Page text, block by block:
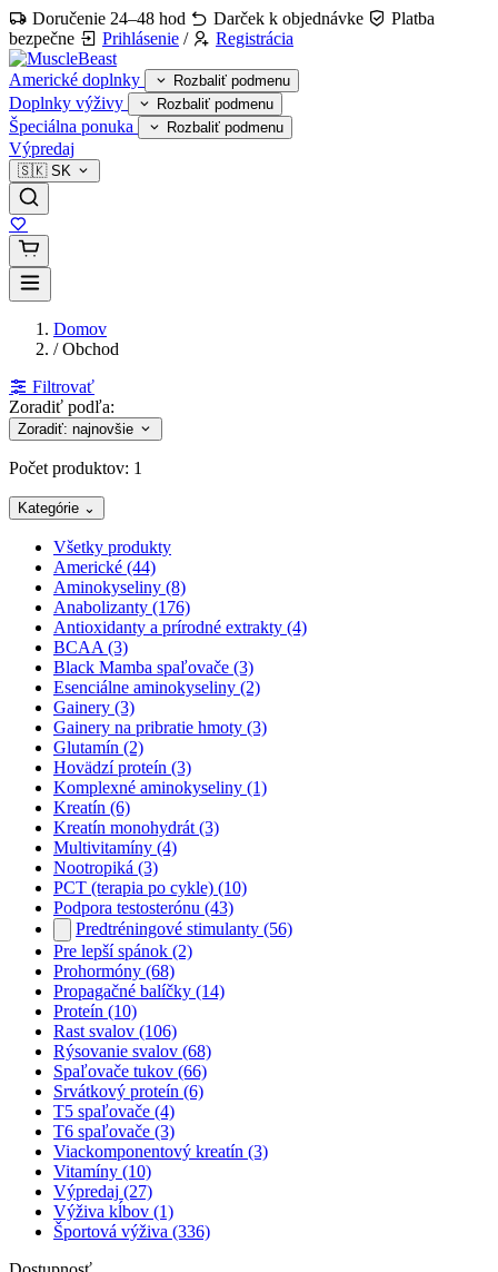
Doručenie 24–48 hod Darček k objednávke
Platba
bezpečne
Prihlásenie / Registrácia
Americké doplnky Rozbaliť podmenu
Doplnky výživy Rozbaliť podmenu
Špeciálna ponuka Rozbaliť podmenu
Výpredaj
🇸🇰 SK
Domov
/ Obchod
Filtrovať
Zoradiť podľa:
Zoradiť: najnovšie
Počet produktov: 1
Kategórie ⌄
Všetky produkty
Americké (44)
Aminokyseliny (8)
Anabolizanty (176)
Antioxidanty a prírodné extrakty (4)
BCAA (3)
Black Mamba spaľovače (3)
Esenciálne aminokyseliny (2)
Gainery (3)
Gainery na pribratie hmoty (3)
Glutamín (2)
Hovädzí proteín (3)
Komplexné aminokyseliny (1)
Kreatín (6)
Kreatín monohydrát (3)
Multivitamíny (4)
Nootropiká (3)
PCT (terapia po cykle) (10)
Podpora testosterónu (43)
Predtréningové stimulanty (56)
Pre lepší spánok (2)
Prohormóny (68)
Propagačné balíčky (14)
Proteín (10)
Rast svalov (106)
Rýsovanie svalov (68)
Spaľovače tukov (66)
Srvátkový proteín (6)
T5 spaľovače (4)
T6 spaľovače (3)
Viackomponentový kreatín (3)
Vitamíny (10)
Výpredaj (27)
Výživa kĺbov (1)
Športová výživa (336)